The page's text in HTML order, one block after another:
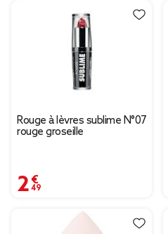
Rouge à lèvres sublime N°07
rouge groseille
2,49 €